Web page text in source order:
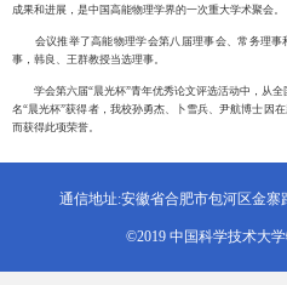
成果和进展，是中国高能物理学界的一次重大学术聚会。
会议推举了高能物理学会第八届理事会、常务理事
事，韩良、王群教授当选理事。
学会第六届“晨光杯”青年优秀论文评选活动中，从全
名“晨光杯”获得者，我校孙勇杰、卜雪兵、尹航博士因
而获得此项荣誉。
通信地址:安徽省合肥市包河区金寨
©2019 中国科学技术大